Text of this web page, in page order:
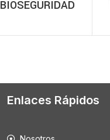
BIOSEGURIDAD
Enlaces Rápidos